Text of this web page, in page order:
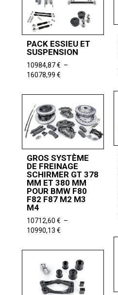
PACK ESSIEU ET
SUSPENSION
10984,87€ –
16078,99 €Plage
prix :
10984,87 €
à
16078,99 €
GROS SYSTÈME
DE FREINAGE
SCHIRMER GT 378
MM ET 380 MM
POUR BMW F80
F82 F87 M2 M3
M4
10712,60 € –
10990,13 €Plage
prix :
10712,60 €
à
10990,13 €